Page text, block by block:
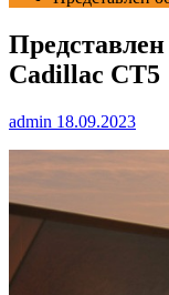
Cadillac CT5
admin 18.09.2023